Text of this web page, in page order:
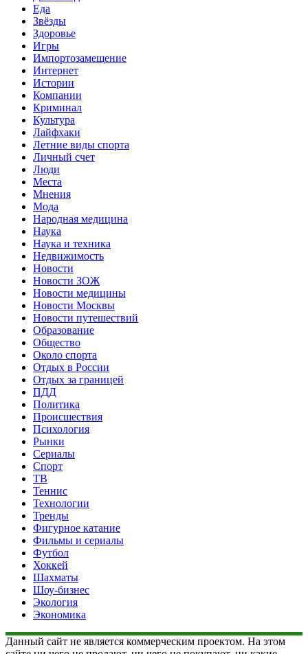
Еда
Звёзды
Здоровье
Игры
Импортозамещение
Интернет
Истории
Компании
Криминал
Культура
Лайфхаки
Летние виды спорта
Личный счет
Люди
Места
Мнения
Мода
Народная медицина
Наука
Наука и техника
Недвижимость
Новости
Новости ЗОЖ
Новости медицины
Новости Москвы
Новости путешествий
Образование
Общество
Около спорта
Отдых в России
Отдых за границей
ПДД
Политика
Происшествия
Психология
Рынки
Сериалы
Спорт
ТВ
Теннис
Технологии
Тренды
Фигурное катание
Фильмы и сериалы
Футбол
Хоккей
Шахматы
Шоу-бизнес
Экология
Экономика
Данный сайт не является коммерческим проектом. На этом